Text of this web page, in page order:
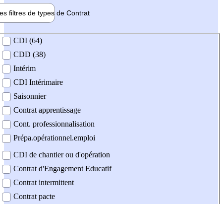
filtres de types de Contrat
contrat
CDI (64)
CDD (38)
Intérim
CDI Intérimaire
Saisonnier
Contrat apprentissage
Cont. professionnalisation
Prépa.opérationnel.emploi
CDI de chantier ou d'opération
Contrat d'Engagement Educatif
Contrat intermittent
Contrat pacte